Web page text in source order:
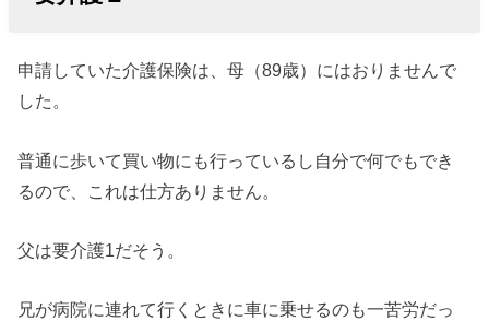
申請していた介護保険は、母（89歳）にはおりませんで
した。
普通に歩いて買い物にも行っているし自分で何でもでき
るので、これは仕方ありません。
父は要介護1だそう。
兄が病院に連れて行くときに車に乗せるのも一苦労だっ